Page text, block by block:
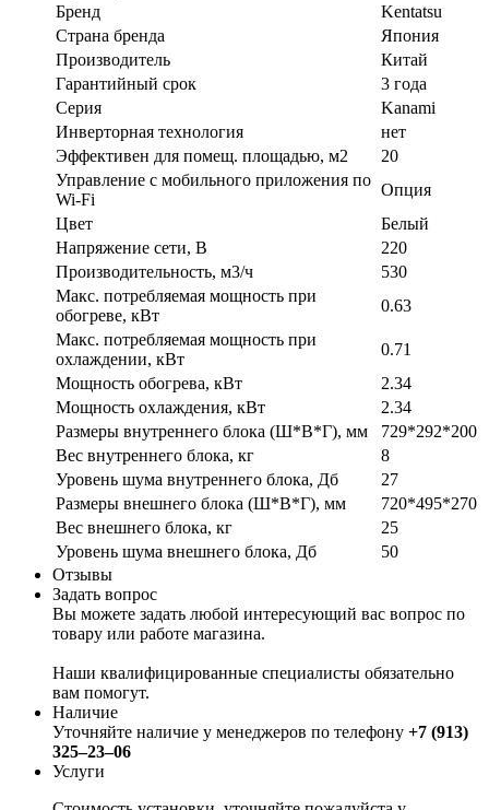
Бренд
Kentatsu
Страна бренда
Япония
Производитель
Китай
Гарантийный срок
3 года
Серия
Kanami
Инверторная технология
нет
Эффективен для помещ. площадью, м2
20
Управление c мобильного приложения по
Wi-Fi
Опция
Цвет
Белый
Напряжение сети, В
220
Производительность, м3/ч
530
Макс. потребляемая мощность при
обогреве, кВт
0.63
Макс. потребляемая мощность при
охлаждении, кВт
0.71
Мощность обогрева, кВт
2.34
Мощность охлаждения, кВт
2.34
Размеры внутреннего блока (Ш*В*Г), мм
729*292*200
Вес внутреннего блока, кг
8
Уровень шума внутреннего блока, Дб
27
Размеры внешнего блока (Ш*В*Г), мм
720*495*270
Вес внешнего блока, кг
25
Уровень шума внешнего блока, Дб
50
Отзывы
Задать вопрос
Вы можете задать любой интересующий вас вопрос по
товару или работе магазина.
Наши квалифицированные специалисты обязательно
вам помогут.
Наличие
Уточняйте наличие у менеджеров по телефону +7 (913)
325‒23‒06
Услуги